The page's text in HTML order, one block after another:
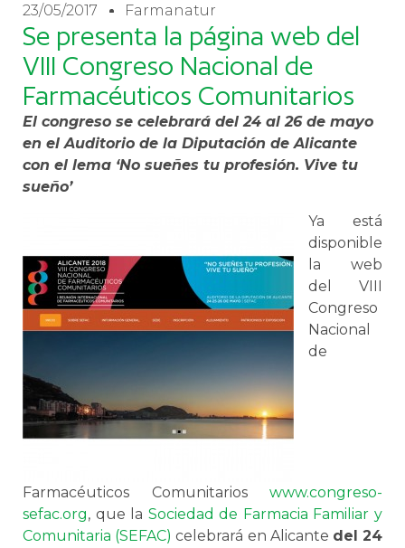
23/05/2017 Farmanatur
Se presenta la página web del
VIII Congreso Nacional de
Farmacéuticos Comunitarios
El congreso se celebrará del 24 al 26 de mayo
en el Auditorio de la Diputación de Alicante
con el lema ‘No sueñes tu profesión. Vive tu
sueño’
Ya está
disponible
la web
del VIII
Congreso
Nacional
de
Farmacéuticos Comunitarios www.congreso-
sefac.org, que la Sociedad de Farmacia Familiar y
Comunitaria (SEFAC) celebrará en Alicante del 24